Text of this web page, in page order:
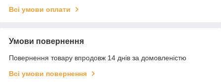
Всі умови оплати
Умови повернення
Повернення товару впродовж 14 днів за домовленістю
Всі умови повернення